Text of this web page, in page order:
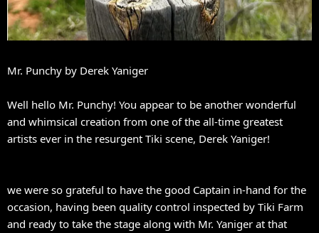
Mr. Punchy by Derek Yaniger
Well hello Mr. Punchy! You appear to be another wonderful
and whimsical creation from one of the all-time greatest
artists ever in the resurgent Tiki scene, Derek Yaniger!
we were so grateful to have the good Captain in-hand for the
occasion, having been quality control inspected by Tiki Farm
and ready to take the stage along with Mr. Yaniger at that